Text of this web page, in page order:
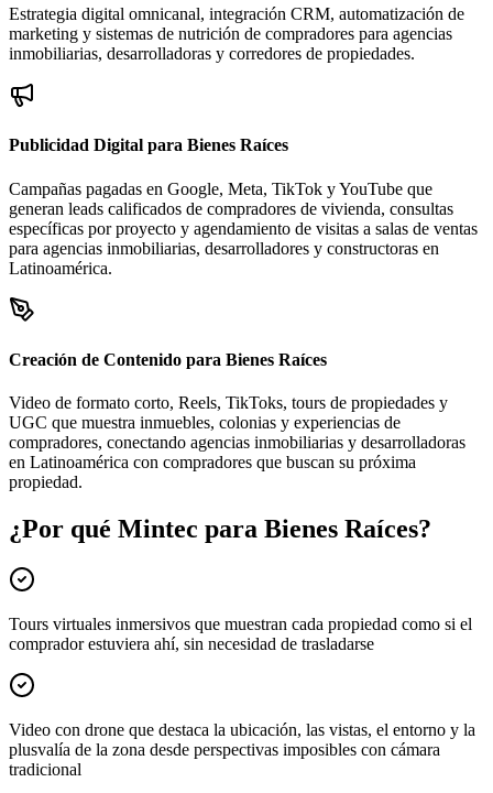
Estrategia digital omnicanal, integración CRM, automatización de
marketing y sistemas de nutrición de compradores para agencias
inmobiliarias, desarrolladoras y corredores de propiedades.
Publicidad Digital para Bienes Raíces
Campañas pagadas en Google, Meta, TikTok y YouTube que
generan leads calificados de compradores de vivienda, consultas
específicas por proyecto y agendamiento de visitas a salas de ventas
para agencias inmobiliarias, desarrolladores y constructoras en
Latinoamérica.
Creación de Contenido para Bienes Raíces
Video de formato corto, Reels, TikToks, tours de propiedades y
UGC que muestra inmuebles, colonias y experiencias de
compradores, conectando agencias inmobiliarias y desarrolladoras
en Latinoamérica con compradores que buscan su próxima
propiedad.
¿Por qué Mintec para Bienes Raíces?
Tours virtuales inmersivos que muestran cada propiedad como si el
comprador estuviera ahí, sin necesidad de trasladarse
Video con drone que destaca la ubicación, las vistas, el entorno y la
plusvalía de la zona desde perspectivas imposibles con cámara
tradicional